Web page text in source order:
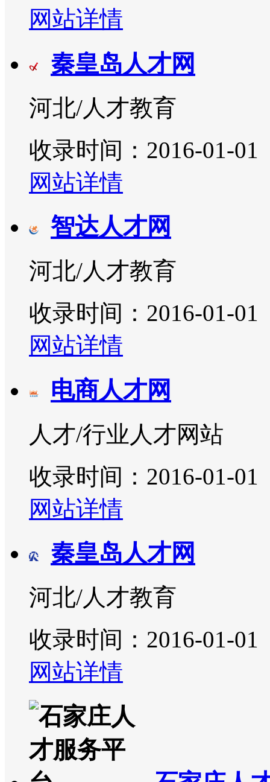
网站详情
秦皇岛人才网
河北/人才教育
收录时间：2016-01-01
网站详情
智达人才网
河北/人才教育
收录时间：2016-01-01
网站详情
电商人才网
人才/行业人才网站
收录时间：2016-01-01
网站详情
秦皇岛人才网
河北/人才教育
收录时间：2016-01-01
网站详情